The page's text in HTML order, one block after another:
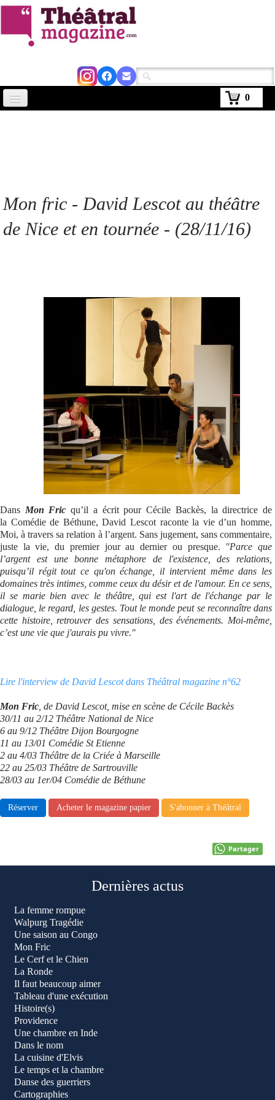
0
Agenda
Se connecter
Mon fric - David Lescot au théâtre
de Nice et en tournée - (28/11/16)
Dans Mon Fric qu’il a écrit pour Cécile Backès, la directrice de
la Comédie de Béthune, David Lescot raconte la vie d’un homme,
Moi, à travers sa relation à l’argent. Sans jugement, sans commentaire,
juste la vie, du premier jour au dernier ou presque.
"Parce que
l’argent est une bonne métaphore de l'existence, des relations,
puisqu’il régit tout ce qu'on échange, il intervient même dans les
domaines très intimes, comme ceux du désir et de l'amour. En ce sens,
il se marie bien avec le théâtre, qui est l'art de l'échange par le
dialogue, le regard, les gestes. Tout le monde peut se reconnaître dans
cette histoire, retrouver des sensations, des événements. Moi-même,
c’est une vie que j'aurais pu vivre."
Lire l'interview de David Lescot dans Théâtral magazine n°62
Mon Fric , de David Lescot, mise en scène de Cécile Backès
30/11 au 2/12 Théâtre National de Nice
6 au 9/12 Théâtre Dijon Bourgogne
11 au 13/01 Comédie St Etienne
2 au 4/03 Théâtre de la Criée à Marseille
22 au 25/03 Théâtre de Sartrouville
28/03 au 1er/04 Comédie de Béthune
Réserver Acheter le magazine papier S'abonner à Théâtral
Partager
Dernières actus
La femme rompue
Walpurg Tragédie
Une saison au Congo
Mon Fric
Le Cerf et le Chien
La Ronde
Il faut beaucoup aimer
Tableau d'une exécution
Histoire(s)
Providence
Une chambre en Inde
Dans le nom
La cuisine d'Elvis
Le temps et la chambre
Danse des guerriers
Cartographies